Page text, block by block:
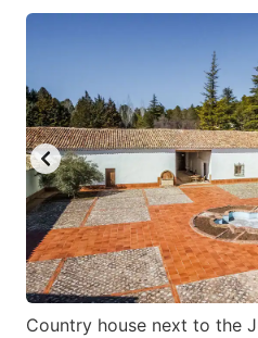
Country house next to the